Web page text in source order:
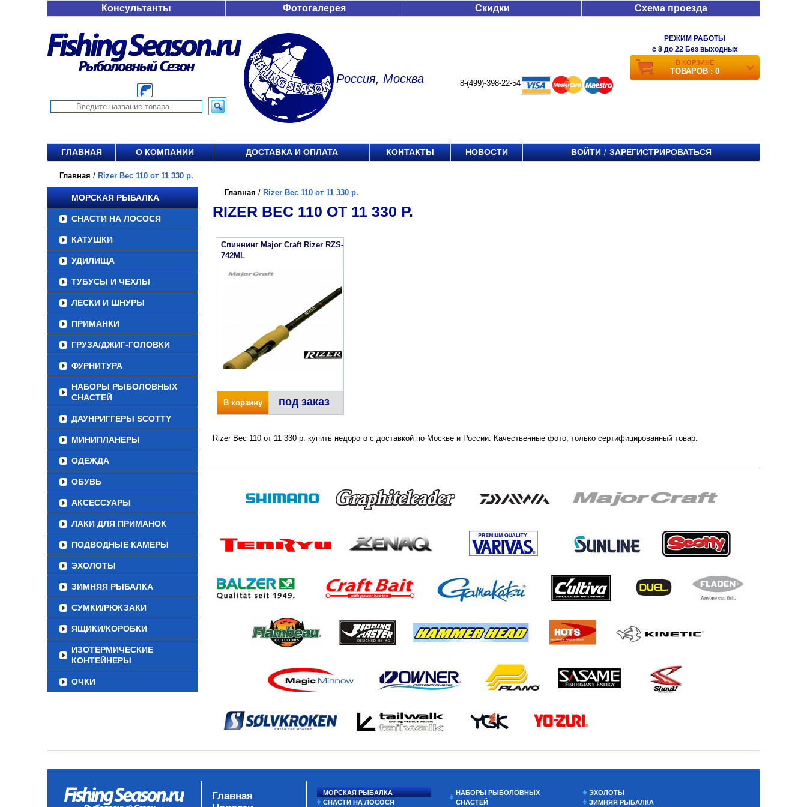
Консультанты Фотогалерея Скидки Схема проезда
Россия, Москва 8-(499)-398-22-54
РЕЖИМ РАБОТЫ
c 8 до 22 Без выходных
В КОРЗИНЕ
ТОВАРОВ : 0
ГЛАВНАЯ О КОМПАНИИ ДОСТАВКА И ОПЛАТА КОНТАКТЫ НОВОСТИ ВОЙТИ / ЗАРЕГИСТРИРОВАТЬСЯ
Главная / Rizer Вес 110 от 11 330 р.
МОРСКАЯ РЫБАЛКА
СНАСТИ НА ЛОСОСЯ
КАТУШКИ
УДИЛИЩА
ТУБУСЫ И ЧЕХЛЫ
ЛЕСКИ И ШНУРЫ
ПРИМАНКИ
ГРУЗА/ДЖИГ-ГОЛОВКИ
ФУРНИТУРА
НАБОРЫ РЫБОЛОВНЫХ
СНАСТЕЙ
ДАУНРИГГЕРЫ SCOTTY
МИНИПЛАНЕРЫ
ОДЕЖДА
ОБУВЬ
АКСЕССУАРЫ
ЛАКИ ДЛЯ ПРИМАНОК
ПОДВОДНЫЕ КАМЕРЫ
ЭХОЛОТЫ
ЗИМНЯЯ РЫБАЛКА
СУМКИ/РЮКЗАКИ
ЯЩИКИ/КОРОБКИ
ИЗОТЕРМИЧЕСКИЕ
КОНТЕЙНЕРЫ
ОЧКИ
Главная / Rizer Вес 110 от 11 330 р.
RIZER ВЕС 110 ОТ 11 330 Р.
Спиннинг Major Craft Rizer RZS-
742ML
В корзину под заказ
Rizer Вес 110 от 11 330 р. купить недорого с доставкой по Москве и России. Качественные фото, только сертифицированный товар.
Главная
МОРСКАЯ РЫБАЛКА
СНАСТИ НА ЛОСОСЯ
НАБОРЫ РЫБОЛОВНЫХ
СНАСТЕЙ
ЭХОЛОТЫ
ЗИМНЯЯ РЫБАЛКА